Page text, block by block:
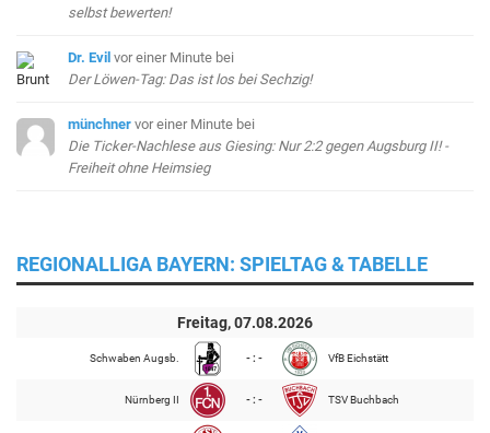
selbst bewerten!
Dr. Evil vor einer Minute bei
Der Löwen-Tag: Das ist los bei Sechzig!
münchner vor einer Minute bei
Die Ticker-Nachlese aus Giesing: Nur 2:2 gegen Augsburg II! -
Freiheit ohne Heimsieg
REGIONALLIGA BAYERN: SPIELTAG & TABELLE
Freitag, 07.08.2026
Schwaben Augsb. - : - VfB Eichstätt
Nürnberg II - : - TSV Buchbach